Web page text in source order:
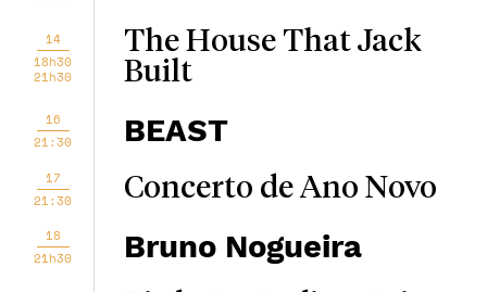
14
18h30
21h30
The House That Jack
Built
16
21:30
BEAST
17
21:30
Concerto de Ano Novo
18
21h30
Bruno Nogueira